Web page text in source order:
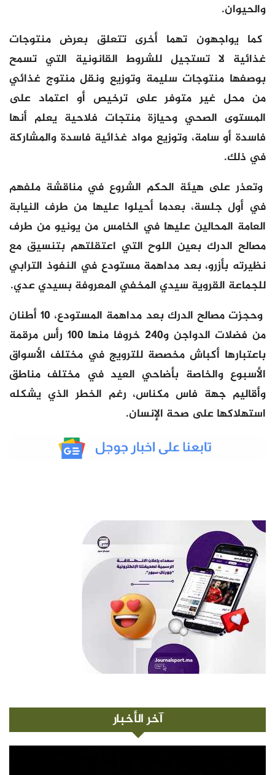
والحيوان.
كما يواجهون تهما أخرى تتعلق بعرض منتوجات
غذائية لا تستجيل للشروط القانونية التي تسمح
بوصفها منتوجات سليمة وتوزيع ونقل منتوج غذائي
من محل غير متوفر على ترخيص أو اعتماد على
المستوى الصحي وحيازة منتجات فلاحية يعلم أنها
فاسدة أو سامة، وتوزيع مواد غذائية فاسدة والمشاركة
في ذلك.
وتعذر على هيئة الحكم الشروع في مناقشة ملفهم
في أول جلسة، بعدما أحيلوا عليها من طرف النيابة
العامة المحالين عليها في الخامس من يونيو من طرف
مصالح الدرك بعين اللوح التي اعتقلتهم بتنسيق مع
نظيرته بأزرو، بعد مداهمة مستودع في النفوذ الترابي
للجماعة القروية سيدي المخفي المعروفة بسيدي عدي.
وحجزت مصالح الدرك بعد مداهمة المستودع، 10 أطنان
من فضلات الدواجن و240 خروفا منها 100 رأس مرقمة
باعتبارها أكباش مخصصة للترويج في مختلف الأسواق
الأسبوع والخاصة بأضاحي العيد في مختلف مناطق
وأقاليم جهة فاس مكناس، رغم الخطر الذي يشكله
استهلاكها على صحة الإنسان.
آخر الأخبار